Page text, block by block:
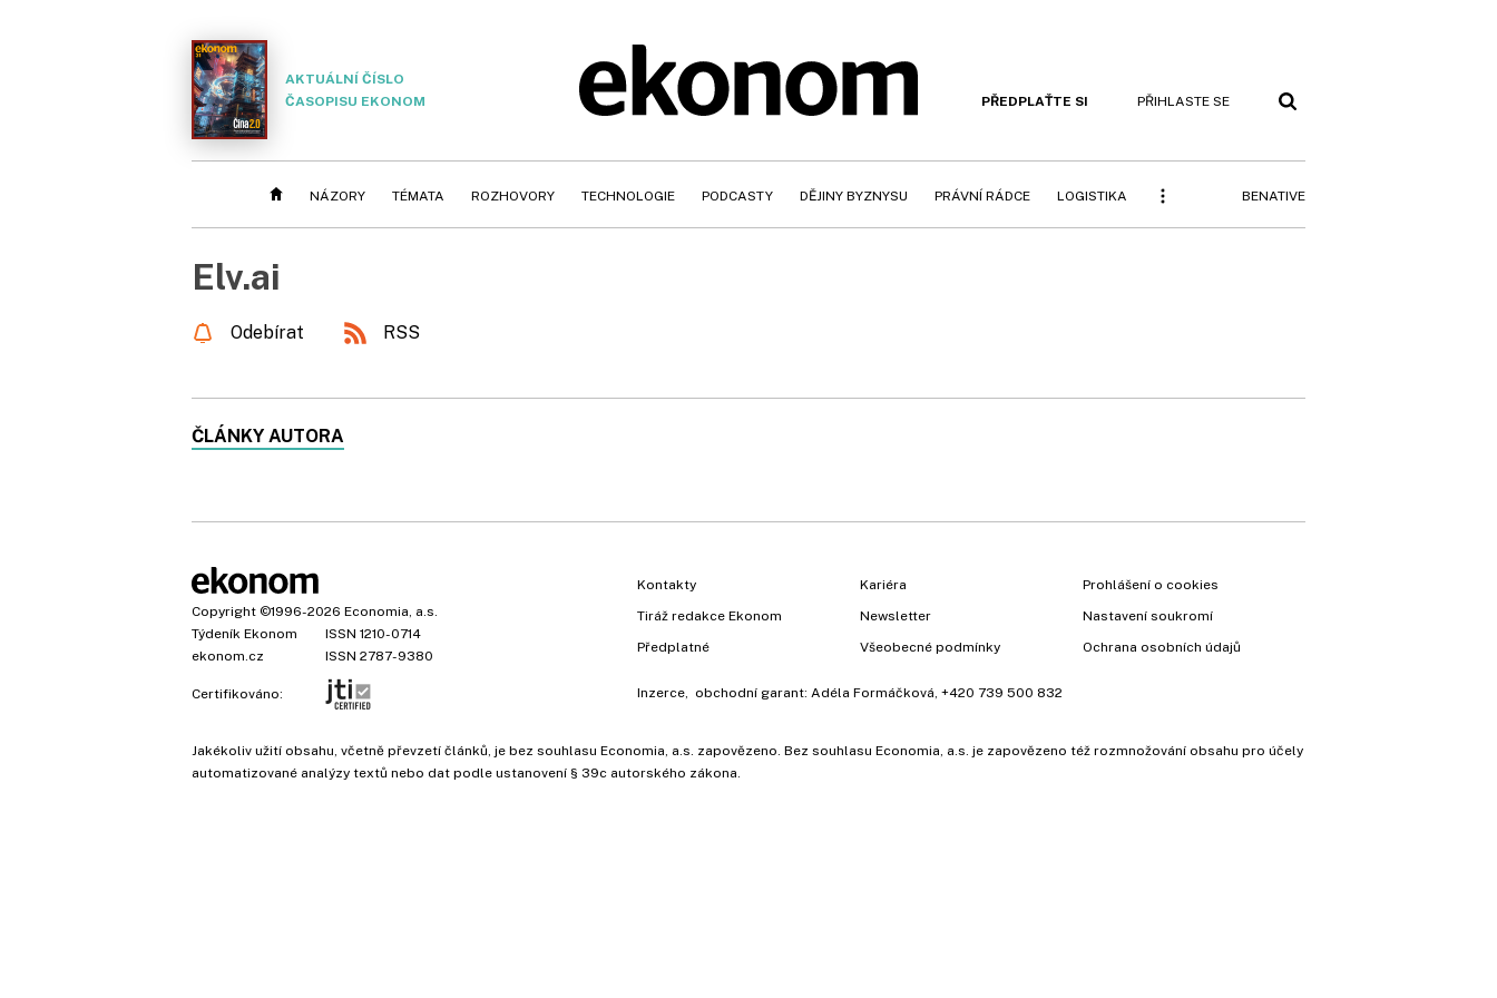
AKTUÁLNÍ ČÍSLO
ČASOPISU EKONOM
PŘEDPLAŤTE SI PŘIHLASTE SE
NÁZORY TÉMATA ROZHOVORY TECHNOLOGIE PODCASTY DĚJINY BYZNYSU PRÁVNÍ RÁDCE LOGISTIKA BENATIVE
Elv.ai
Odebírat RSS
ČLÁNKY AUTORA
Copyright ©1996-2026 Economia, a.s.
Týdeník Ekonom
ISSN 1210-0714
ekonom.cz
ISSN 2787-9380
Certifikováno:
Kontakty
Tiráž redakce Ekonom
Předplatné
Kariéra
Newsletter
Všeobecné podmínky
Prohlášení o cookies
Nastavení soukromí
Ochrana osobních údajů
Inzerce , obchodní garant: Adéla Formáčková +420 739 500 832
Jakékoliv užití obsahu, včetně převzetí článků, je bez souhlasu Economia, a.s. zapovězeno. Bez souhlasu Economia, a.s. je zapovězeno též rozmnožování obsahu pro účely
automatizované analýzy textů nebo dat podle ustanovení § 39c autorského zákona.